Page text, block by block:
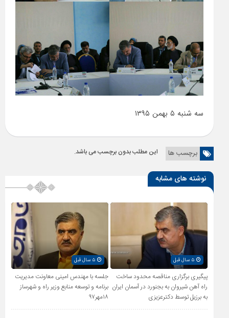
سه شنبه ۵ بهمن ۱۳۹۵
برچسب ها این مطلب بدون برچسب می باشد.
نوشته های مشابه
۵ سال قبل
پیگیری برگزاری مناقصه محدود ساخت
راه آهن شیروان به بجنورد در آسمان ایران
به برزیل توسط دکترعزیزی
۵ سال قبل
جلسه با مهندس امینی معاونت مدیریت
برنامه و توسعه منابع وزیر راه و شهرساز
۱۸مهر۹۷